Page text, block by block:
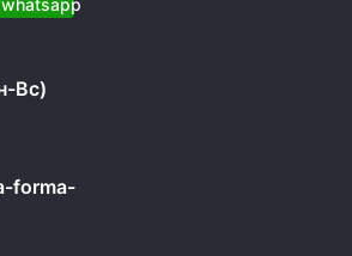
Вс)
forma-